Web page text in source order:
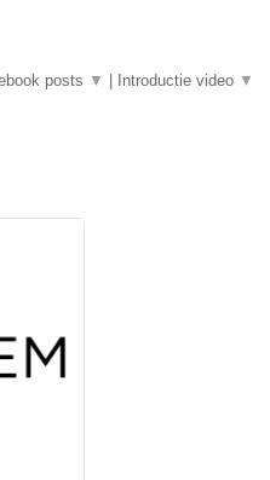
posts ▼ Introductie video ▼